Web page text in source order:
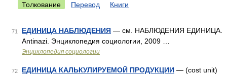
Толкование Перевод Книги
71 ЕДИНИЦА НАБЛЮДЕНИЯ — см. НАБЛЮДЕНИЯ ЕДИНИЦА.
Antinazi. Энциклопедия социологии, 2009 …
Энциклопедия социологии
72 ЕДИНИЦА КАЛЬКУЛИРУЕМОЙ ПРОДУКЦИИ — (cost unit)